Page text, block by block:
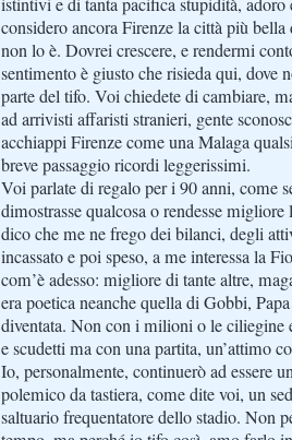
istintivi e di tanta pacifica stupidità, adoro
considero ancora Firenze la città più
non lo è. Dovrei crescere, e rendermi
sentimento è giusto che risieda qui, dove
parte del tifo. Voi chiedete di cambiare,
ad arrivisti affaristi stranieri, gente
acchiappi Firenze come una Malaga
breve passaggio ricordi leggerissimi.
Voi parlate di regalo per i 90 anni, come
dimostrasse qualcosa o rendesse
dico che me ne frego dei bilanci, degli
incassato e poi speso, a me interessa la
com’è adesso: migliore di tante altre,
era poetica neanche quella di Gobbi,
diventata. Non con i milioni o le ciliegine
e scudetti ma con una partita, un’attimo
Io, personalmente, continuerò ad essere
polemico da tastiera, come dite voi, un
saltuario frequentatore dello stadio. Non